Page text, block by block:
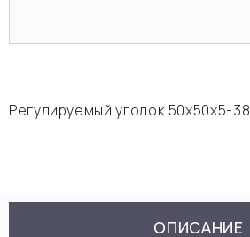
Регулируемый уголок 50х50х5-38
ОПИСАНИЕ